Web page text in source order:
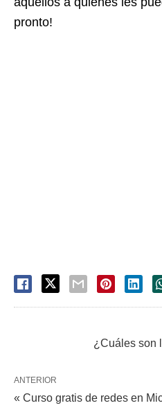
pronto!
¿Cuáles son
ANTERIOR
« Curso gratis de redes en